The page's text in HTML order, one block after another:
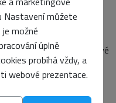
Nastavení můžete
možné
úplně
probíhá vždy, a
webové prezentace.
funkce
nových nástrojů. Nové
do většiny